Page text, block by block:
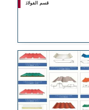
قسم الفولاذ